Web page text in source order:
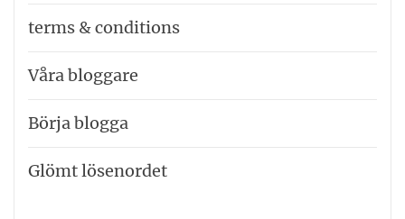
terms & conditions
Våra bloggare
Börja blogga
Glömt lösenordet